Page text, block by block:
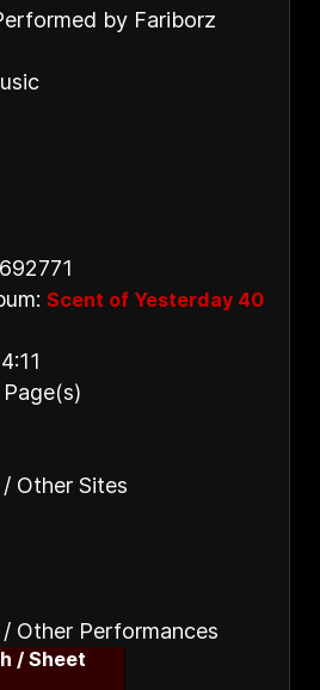
by Fariborz
Scent of Yesterday 40
Other Sites
Other Performances
/ Sheet